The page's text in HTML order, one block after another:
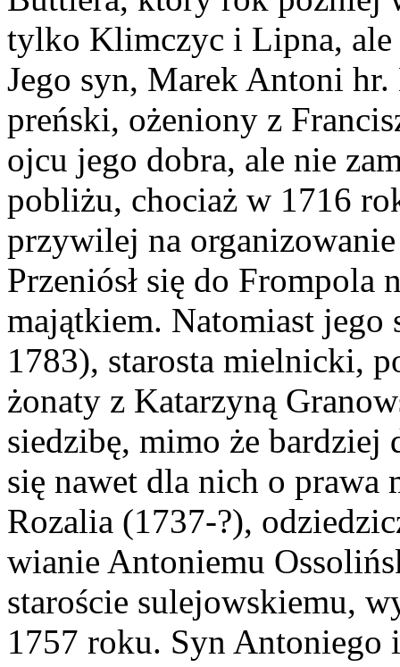
tylko Klimczyc i Lipna, ale
Jego syn, Marek Antoni
preński, ożeniony z
ojcu jego dobra, ale nie
pobliżu, chociaż w 1716
przywilej na
Przeniósł się do Frompola
majątkiem. Natomiast jego
1783), starosta mielnicki,
żonaty z Katarzyną
siedzibę, mimo że bardziej
się nawet dla nich o prawa
Rozalia (1737-?),
wianie Antoniemu
staroście sulejowskiemu,
1757 roku. Syn Antoniego